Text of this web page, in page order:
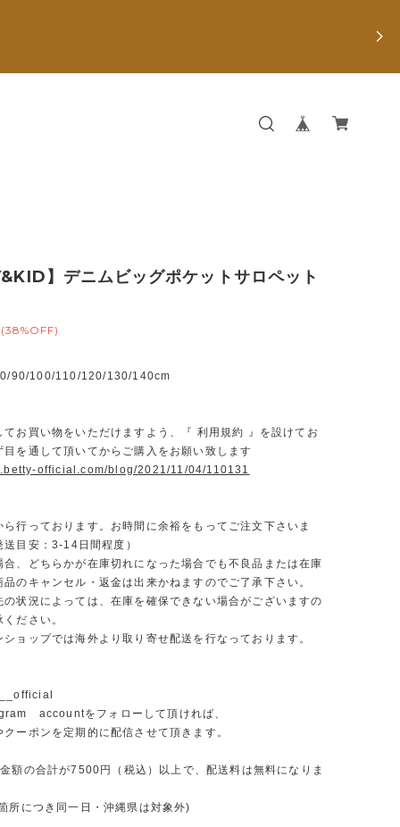
】デニムビッグポケットサロペット
(38%OFF)
90/100/110/120/130/140cm
てお買い物をいただけますよう、『 利用規約 』を設けてお
目を通して頂いてからご購入をお願い致します
official.com/blog/2021/11/04/110131
ら行っております。お時間に余裕をもってご注文下さいま
送目安：3-14日間程度）
合、どちらかが在庫切れになった場合でも不良品または在庫
品のキャンセル・返金は出来かねますのでご了承下さい。
の状況によっては、在庫を確保できない場合がございますの
ださい。
ショップでは海外より取り寄せ配送を行なっております。
accountをフォローして頂ければ、
ーポンを定期的に配信させて頂きます。
額の合計が7500円（税込）以上で、配送料は無料になりま
所につき同一日・沖縄県は対象外)